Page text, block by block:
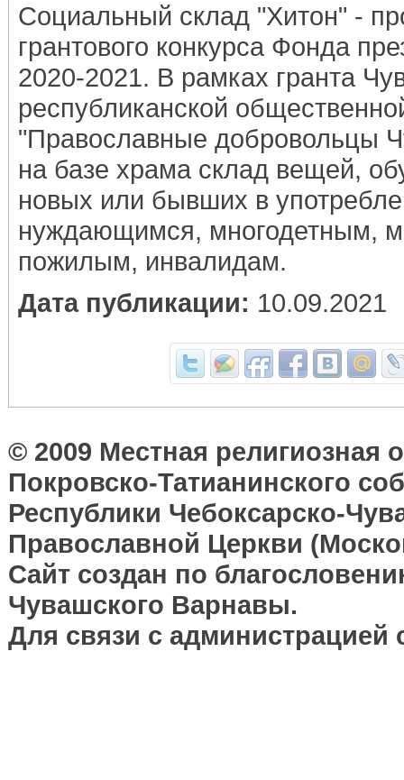
Социальный склад "Хитон" -
грантового конкурса Фонда
2020-2021. В рамках гранта
республиканской
"Православные добровольцы
на базе храма склад вещей,
новых или бывших в
нуждающимся, многодетным,
пожилым, инвалидам.
Дата публикации: 10.09.2021
© 2009 Местная религиозная
Покровско-Татианинского
Республики Чебоксарско-
Православной Церкви
Сайт создан по
Чувашского Варнавы.
Для связи с администрацией